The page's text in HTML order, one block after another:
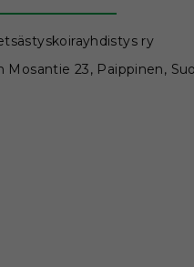
ry
Mosantie 23, Paippinen,